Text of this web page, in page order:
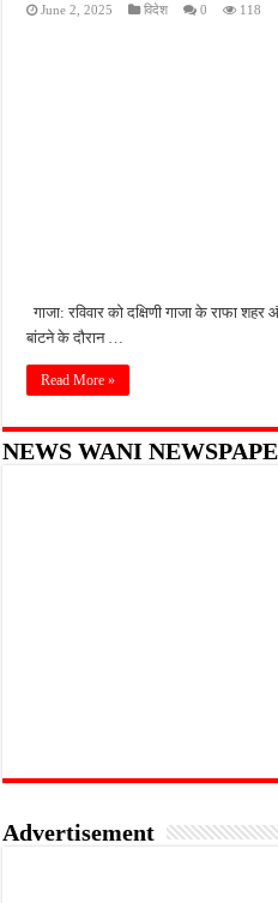
किशनपुर में निजी क्लीनिकों की जांच की उठी मांग,
June 2, 2025 विदेश 0 118
गाजा: रविवार को दक्षिणी गाजा के राफा
बांटने के दौरान …
Read More »
NEWS WANI
Advertisement